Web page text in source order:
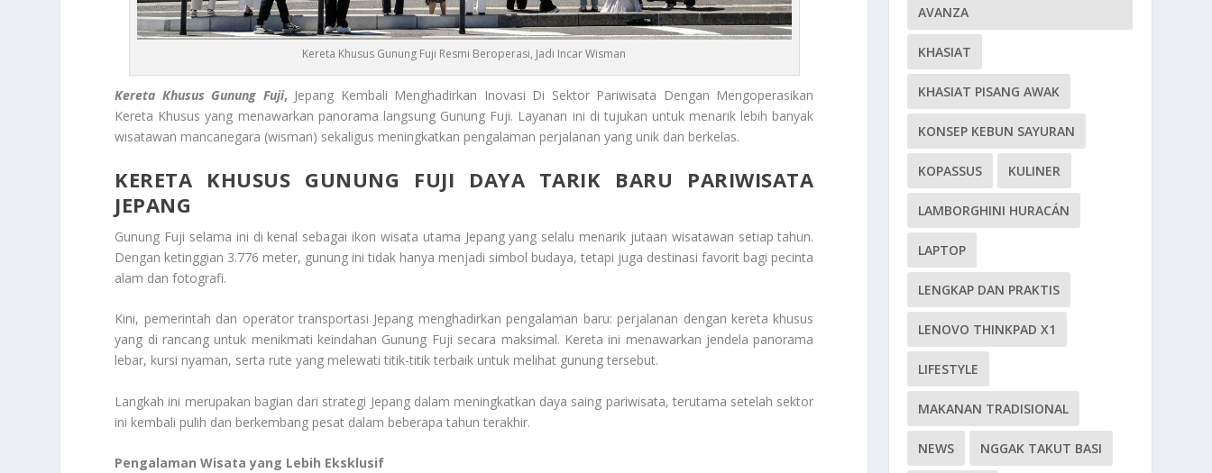
Kereta Khusus Gunung Fuji Resmi Beroperasi, Jadi Incar Wisman
Kereta Khusus Gunung Fuji, Jepang Kembali Menghadirkan Inovasi Di Sektor Pariwisata Dengan Mengoperasikan
Kereta Khusus yang menawarkan panorama langsung Gunung Fuji. Layanan ini di tujukan untuk menarik lebih banyak
wisatawan mancanegara (wisman) sekaligus meningkatkan pengalaman perjalanan yang unik dan berkelas.
KERETA KHUSUS GUNUNG FUJI DAYA TARIK BARU PARIWISATA
JEPANG
Gunung Fuji selama ini di kenal sebagai ikon wisata utama Jepang yang selalu menarik jutaan wisatawan setiap tahun.
Dengan ketinggian 3.776 meter, gunung ini tidak hanya menjadi simbol budaya, tetapi juga destinasi favorit bagi pecinta
alam dan fotografi.
Kini, pemerintah dan operator transportasi Jepang menghadirkan pengalaman baru: perjalanan dengan kereta khusus
yang di rancang untuk menikmati keindahan Gunung Fuji secara maksimal. Kereta ini menawarkan jendela panorama
lebar, kursi nyaman, serta rute yang melewati titik-titik terbaik untuk melihat gunung tersebut.
Langkah ini merupakan bagian dari strategi Jepang dalam meningkatkan daya saing pariwisata, terutama setelah sektor
ini kembali pulih dan berkembang pesat dalam beberapa tahun terakhir.
Pengalaman Wisata yang Lebih Eksklusif
AVANZA
KHASIAT
KHASIAT PISANG AWAK
KONSEP KEBUN SAYURAN
KOPASSUS KULINER
LAMBORGHINI HURACÁN
LAPTOP
LENGKAP DAN PRAKTIS
LENOVO THINKPAD X1
LIFESTYLE
MAKANAN TRADISIONAL
NEWS NGGAK TAKUT BASI